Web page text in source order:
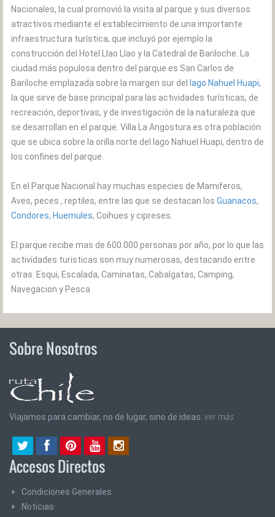
Nacionales, la cual promovió la visita al parque y sus diversos
atractivos mediante el establecimiento de una importante
infraestructura turística, que incluyó por ejemplo la
construcción del Hotel Llao Llao y la Catedral de Bariloche. La
ciudad más populosa dentro del parque es San Carlos de
Bariloche emplazada sobre la margen sur del
lago Nahuel Huapi,
la que sirve de base principal para las actividades turísticas, de
recreación, deportivas, y de investigación de la naturaleza que
se desarrollan en el parque. Villa La Angostura es otra población
que se ubica sobre la orilla norte del lago Nahuel Huapi, dentro de
los confines del parque.
En el Parque Nacional hay muchas especies de Mamiferos,
Aves, peces , reptiles, entre las que se destacan los Guanacos,
Condores, Huemules, Coihues y cipreses.
El parque recibe mas de 600.000 personas por año, por lo que las
actividades turisticas son muy numerosas, destacando entre
otras: Esqui, Escalada, Caminatas, Cabalgatas, Camping,
Navegacion y Pesca
Sobre Nosotros
Viajamos para cambiar, no de lugar, sino de ideas. ver más
Accesos Directos
Condiciones Generales
Noticias